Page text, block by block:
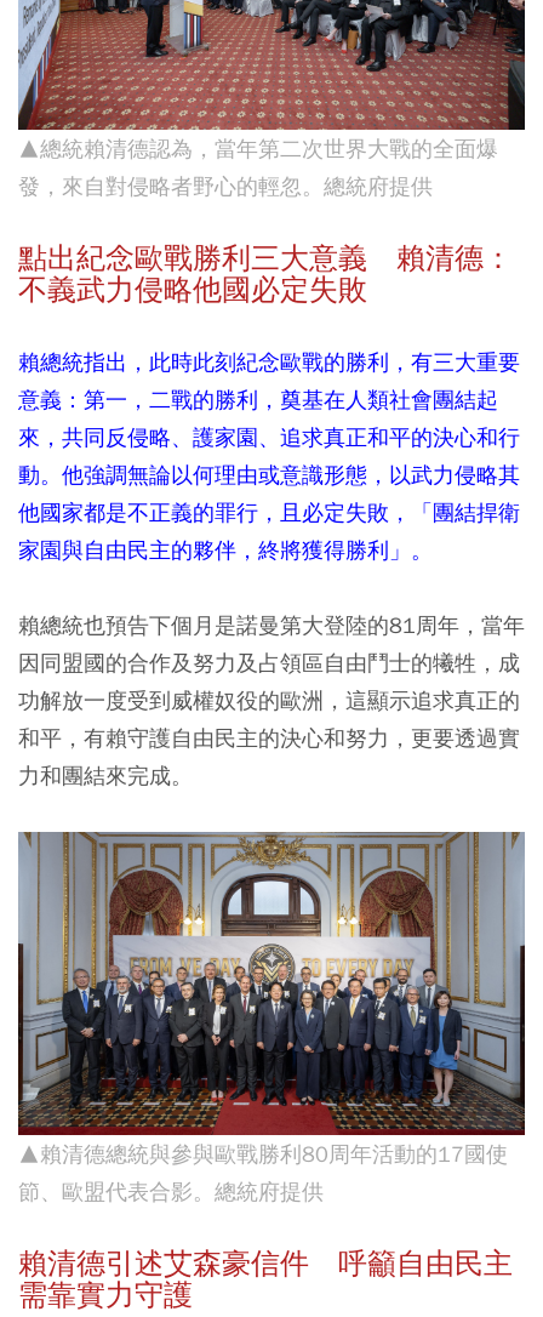
▲總統賴清德認為，當年第二次世界大戰的全面爆
發，來自對侵略者野心的輕忽。總統府提供
點出紀念歐戰勝利三大意義 賴清德：
不義武力侵略他國必定失敗
賴總統指出，此時此刻紀念歐戰的勝利，有三大重要
意義：第一，二戰的勝利，奠基在人類社會團結起
來，共同反侵略、護家園、追求真正和平的決心和行
動。他強調無論以何理由或意識形態，以武力侵略其
他國家都是不正義的罪行，且必定失敗，「團結捍衛
家園與自由民主的夥伴，終將獲得勝利」。
賴總統也預告下個月是諾曼第大登陸的81周年，當年
因同盟國的合作及努力及占領區自由鬥士的犧牲，成
功解放一度受到威權奴役的歐洲，這顯示追求真正的
和平，有賴守護自由民主的決心和努力，更要透過實
力和團結來完成。
▲賴清德總統與參與歐戰勝利80周年活動的17國使
節、歐盟代表合影。總統府提供
賴清德引述艾森豪信件 呼籲自由民主
需靠實力守護